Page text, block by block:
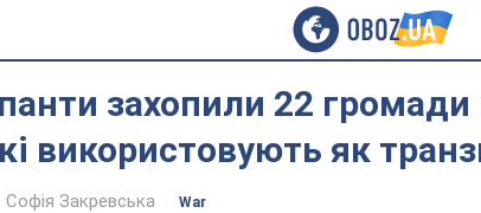
захопили 22 громади
використовують як
Софія Закревська
War